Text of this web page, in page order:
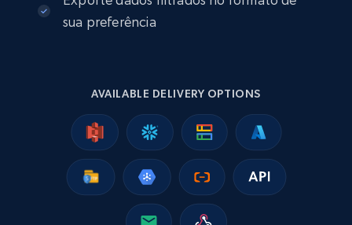
Google Shopping
URL, Product id, Title, Product description,
Rating, Reviews count, Images, Variations, and
more.
sua preferência
AVAILABLE DELIVERY OPTIONS